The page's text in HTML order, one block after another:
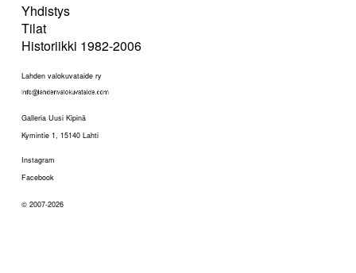
Yhdistys
Tilat
Historiikki 1982-2006
Lahden valokuvataide ry
Galleria Uusi Kipinä
Kymintie 1, 15140 Lahti
Instagram
Facebook
© 2007-2026